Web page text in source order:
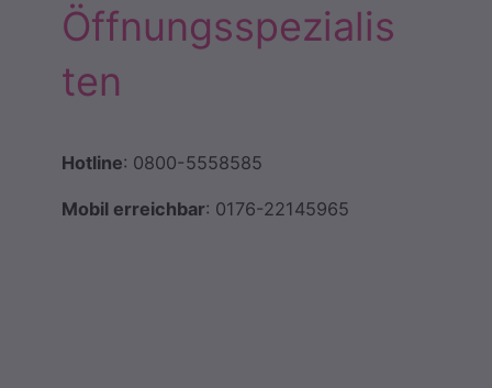
Öffnungsspezialis
ten
Hotline: 0800-5558585
Mobil erreichbar: 0176-22145965